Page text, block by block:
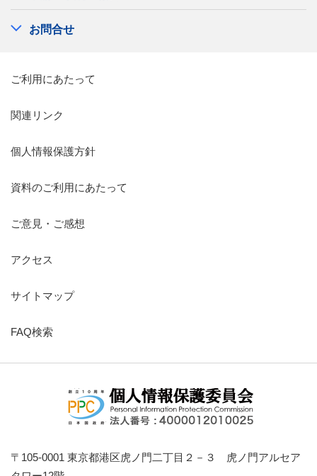
お問合せ
ご利用にあたって
関連リンク
個人情報保護方針
資料のご利用にあたって
ご意見・ご感想
アクセス
サイトマップ
FAQ検索
〒105-0001 東京都港区虎ノ門二丁目２－３ 虎ノ門アルセア